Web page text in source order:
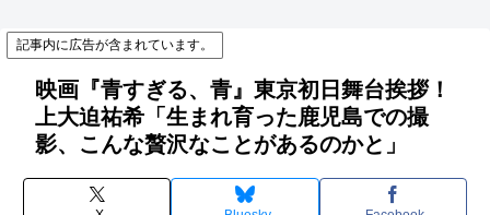
記事内に広告が含まれています。
映画『青すぎる、青』東京初日舞台挨拶！
上大迫祐希「生まれ育った鹿児島での撮
影、こんな贅沢なことがあるのかと」